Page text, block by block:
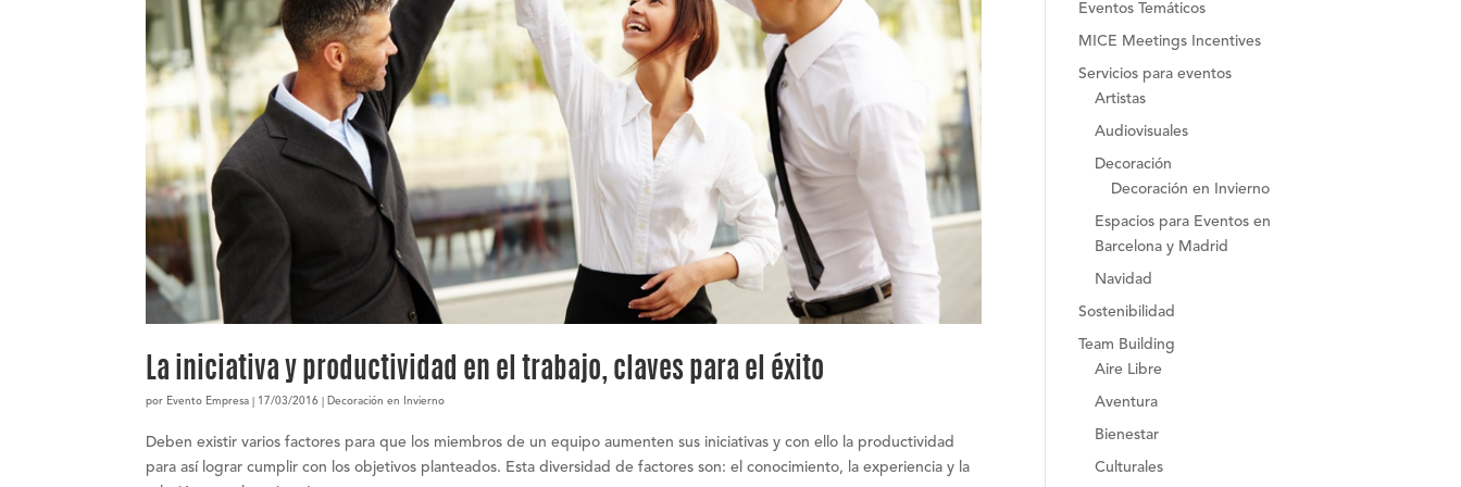
La iniciativa y productividad en el trabajo, claves para el éxito
por Evento Empresa 17/03/2016 Decoración en Invierno
Deben existir varios factores para que los miembros de un equipo aumenten sus iniciativas y con ello la productividad
para así lograr cumplir con los objetivos planteados. Esta diversidad de factores son: el conocimiento, la experiencia y la
Eventos Temáticos
MICE Meetings Incentives
Servicios para eventos
Artistas
Audiovisuales
Decoración
Decoración en Invierno
Espacios para Eventos en
Barcelona y Madrid
Navidad
Sostenibilidad
Team Building
Aire Libre
Aventura
Bienestar
Culturales